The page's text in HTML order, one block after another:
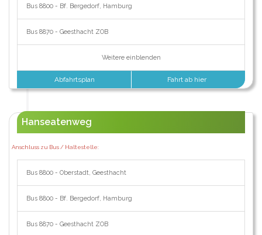
Bus 8800 - Bf. Bergedorf, Hamburg
Bus 8870 - Geesthacht ZOB
Weitere einblenden
Abfahrtsplan Fahrt ab hier
Hanseatenweg
Anschluss zu Bus / Haltestelle:
Bus 8800 - Oberstadt, Geesthacht
Bus 8800 - Bf. Bergedorf, Hamburg
Bus 8870 - Geesthacht ZOB